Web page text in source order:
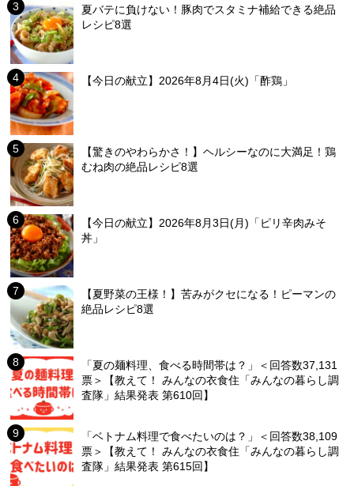
夏バテに負けない！豚肉でスタミナ補給できる絶品
レシピ8選
【今日の献立】2026年8月4日(火)「酢鶏」
【驚きのやわらかさ！】ヘルシーなのに大満足！鶏
むね肉の絶品レシピ8選
【今日の献立】2026年8月3日(月)「ピリ辛肉みそ
丼」
【夏野菜の王様！】苦みがクセになる！ピーマンの
絶品レシピ8選
「夏の麺料理、食べる時間帯は？」＜回答数37,131
票＞【教えて！ みんなの衣食住「みんなの暮らし調
査隊」結果発表 第610回】
「ベトナム料理で食べたいのは？」＜回答数38,109
票＞【教えて！ みんなの衣食住「みんなの暮らし調
査隊」結果発表 第615回】